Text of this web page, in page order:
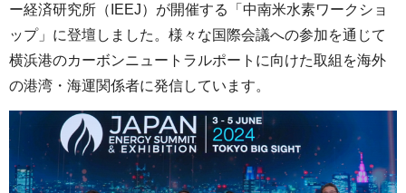
ー経済研究所（IEEJ）が開催する「中南米水素ワークショ
ップ」に登壇しました。様々な国際会議への参加を通じて
横浜港のカーボンニュートラルポートに向けた取組を海外
の港湾・海運関係者に発信しています。